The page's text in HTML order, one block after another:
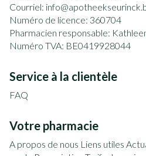
Courriel: info@
Numéro de licence: 360704
Pharmacien responsable:
Numéro TVA: BE0419928044
Service à la clientèle
FAQ
Votre pharmacie
A propos de nous Liens utiles